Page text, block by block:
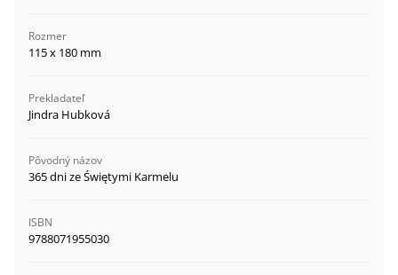
Rozmer
115 x 180 mm
Prekladateľ
Jindra Hubková
Pôvodný názov
365 dni ze Świętymi Karmelu
ISBN
9788071955030